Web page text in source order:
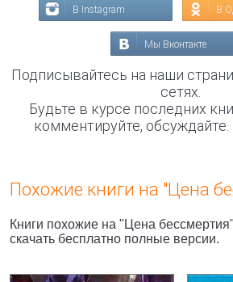
В Instagram В
Мы Вконтакте
Подписывайтесь на наши
сетях.
Будьте в курсе последних
комментируйте,
Похожие книги на "Цена
Книги похожие на "Цена
скачать бесплатно полные версии.